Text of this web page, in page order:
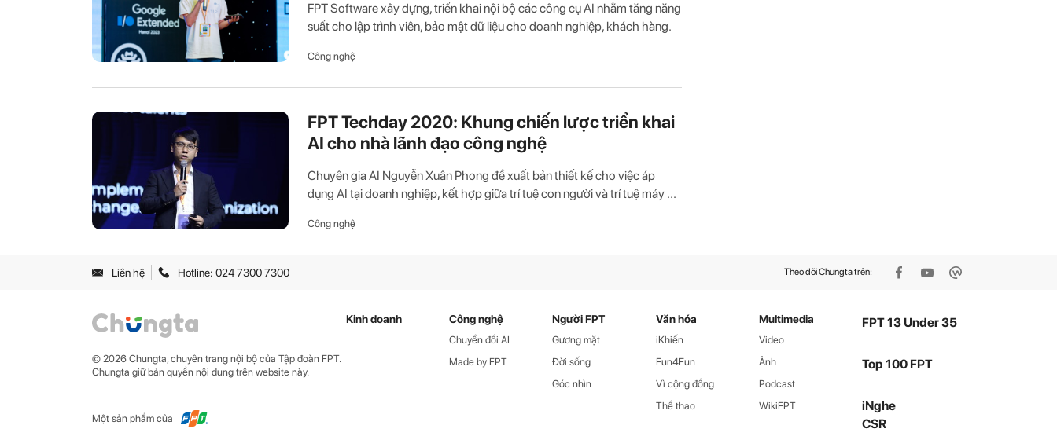
FPT Software xây dựng, triển khai nội bộ các công cụ AI nhằm tăng năng
suất cho lập trình viên, bảo mật dữ liệu cho doanh nghiệp, khách hàng.
Công nghệ
FPT Techday 2020: Khung chiến lược triển khai
AI cho nhà lãnh đạo công nghệ
Chuyên gia AI Nguyễn Xuân Phong đề xuất bản thiết kế cho việc áp
dụng AI tại doanh nghiệp, kết hợp giữa trí tuệ con người và trí tuệ máy ...
Công nghệ
Liên hệ Hotline: 024 7300 7300 Theo dõi Chungta trên:
© 2026 Chungta, chuyên trang nội bộ của Tập đoàn FPT.
Chungta giữ bản quyền nội dung trên website này.
Một sản phẩm của
Kinh doanh Công nghệ
Chuyển đổi AI
Made by FPT
Người FPT
Gương mặt
Đời sống
Góc nhìn
Văn hóa
iKhiến
Fun4Fun
Vì cộng đồng
Thể thao
Multimedia
Video
Ảnh
Podcast
WikiFPT
FPT 13 Under 35
Top 100 FPT
iNghe
CSR